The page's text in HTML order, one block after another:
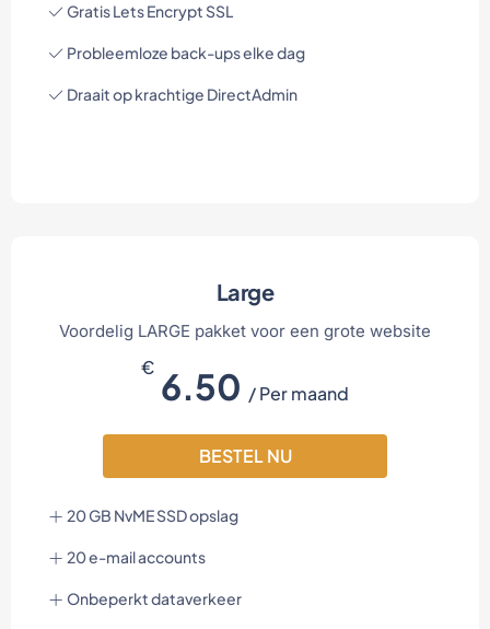
Gratis Lets Encrypt SSL
Probleemloze back-ups elke dag
Draait op krachtige DirectAdmin
Large
Voordelig LARGE pakket voor een grote website
€ 6.50 / Per maand
BESTEL NU
20 GB NvME SSD opslag
20 e-mail accounts
Onbeperkt dataverkeer